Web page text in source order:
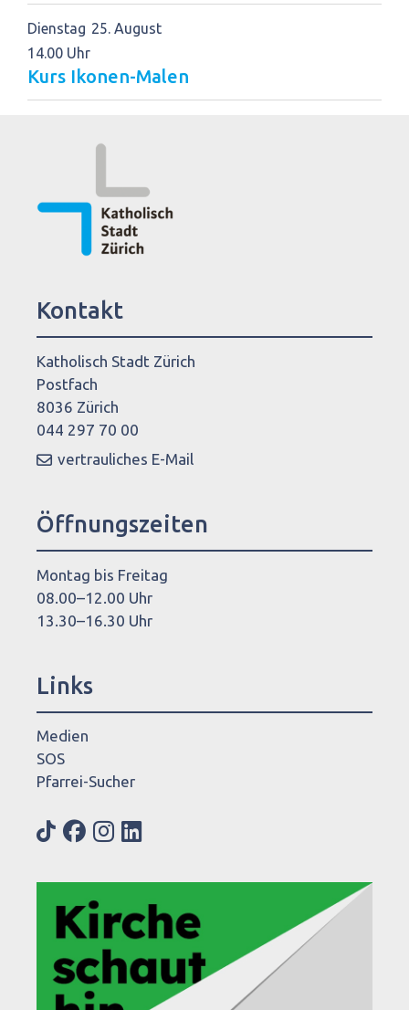
Dienstag 25 August
14.00 Uhr
Kurs Ikonen-Malen
Kontakt
Katholisch Stadt Zürich
Postfach
8036 Zürich
044 297 70 00
vertrauliches E-Mail
Öffnungszeiten
Montag bis Freitag
08.00–12.00 Uhr
13.30–16.30 Uhr
Links
Medien
SOS
Pfarrei-Sucher